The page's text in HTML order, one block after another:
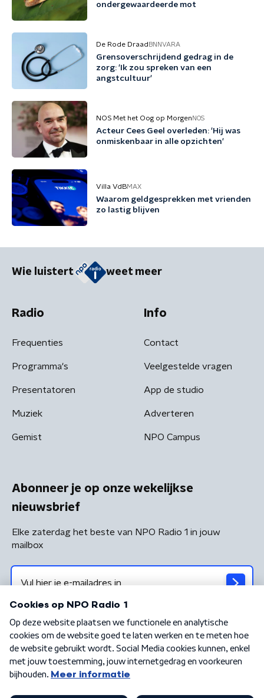
ondergewaardeerde mot
De Rode Draad BNNVARA
Grensoverschrijdend gedrag in de
zorg: 'Ik zou spreken van een
angstcultuur'
NOS Met het Oog op Morgen NOS
Acteur Cees Geel overleden: 'Hij was
onmiskenbaar in alle opzichten'
Villa VdBMAX
Waarom geldgesprekken met vrienden
zo lastig blijven
Wie luistert weet meer
Radio
Frequenties
Programma's
Presentatoren
Muziek
Gemist
Info
Contact
Veelgestelde vragen
App de studio
Adverteren
NPO Campus
Abonneer je op onze wekelijkse
nieuwsbrief
Elke zaterdag het beste van NPO Radio 1 in jouw
mailbox
Algemene voorwaarden